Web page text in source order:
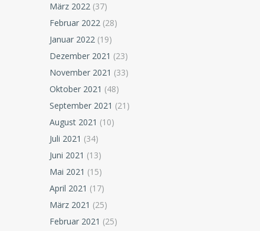
März 2022 (37)
Februar 2022 (28)
Januar 2022 (19)
Dezember 2021 (23)
November 2021 (33)
Oktober 2021 (48)
September 2021 (21)
August 2021 (10)
Juli 2021 (34)
Juni 2021 (13)
Mai 2021 (15)
April 2021 (17)
März 2021 (25)
Februar 2021 (25)